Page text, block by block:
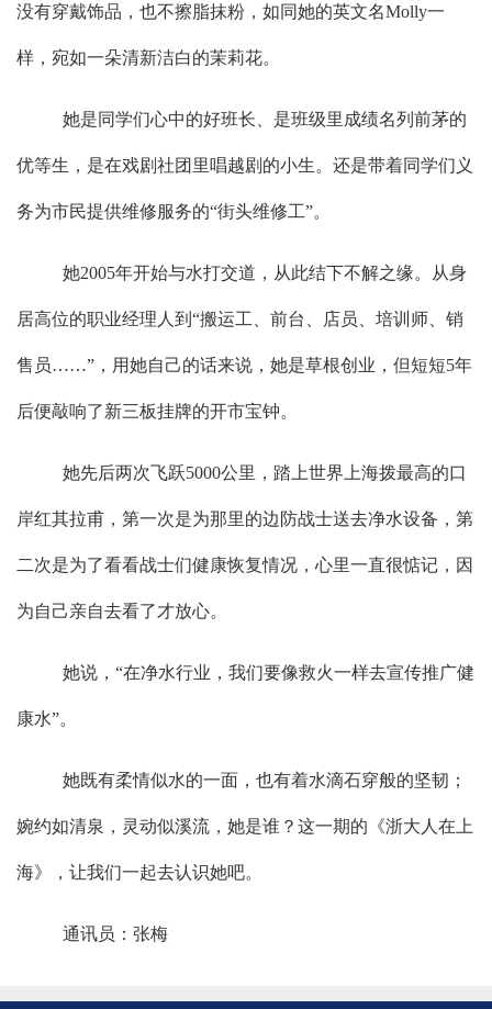
没有穿戴饰品，也不擦脂抹粉，如同她的英文名Molly一
样，宛如一朵清新洁白的茉莉花。
她是同学们心中的好班长、是班级里成绩名列前茅的
优等生，是在戏剧社团里唱越剧的小生。还是带着同学们义
务为市民提供维修服务的“街头维修工”。
她2005年开始与水打交道，从此结下不解之缘。从身
居高位的职业经理人到“搬运工、前台、店员、培训师、销
售员……”，用她自己的话来说，她是草根创业，但短短5年
后便敲响了新三板挂牌的开市宝钟。
她先后两次飞跃5000公里，踏上世界上海拨最高的口
岸红其拉甫，第一次是为那里的边防战士送去净水设备，第
二次是为了看看战士们健康恢复情况，心里一直很惦记，因
为自己亲自去看了才放心。
她说，“在净水行业，我们要像救火一样去宣传推广健
康水”。
她既有柔情似水的一面，也有着水滴石穿般的坚韧；
婉约如清泉，灵动似溪流，她是谁？这一期的《浙大人在上
海》，让我们一起去认识她吧。
通讯员：张梅